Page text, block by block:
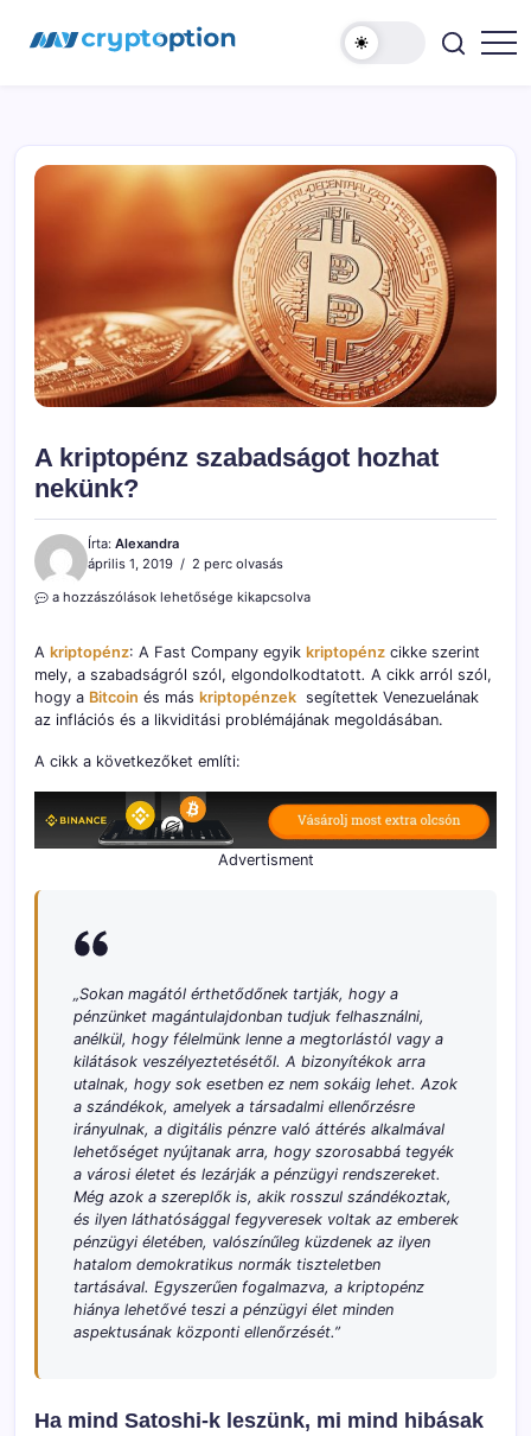
MyCryptOption
A kriptopénz szabadságot hozhat
nekünk?
Írta: Alexandra
április 1, 2019
2 perc olvasás
A
hozhat
nekünk?
bejegyzéshez
a hozzászólások lehetősége kikapcsolva
A kriptopénz: A Fast Company egyik kriptopénz cikke szerint
mely, a szabadságról szól, elgondolkodtatott. A cikk arról szól,
hogy a Bitcoin és más kriptopénzek segítettek Venezuelának
az inflációs és a likviditási problémájának megoldásában.
A cikk a következőket említi:
Advertisment
„Sokan magától érthetődőnek tartják, hogy a
pénzünket magántulajdonban tudjuk felhasználni,
anélkül, hogy félelmünk lenne a megtorlástól vagy a
kilátások veszélyeztetésétől. A bizonyítékok arra
utalnak, hogy sok esetben ez nem sokáig lehet. Azok
a szándékok, amelyek a társadalmi ellenőrzésre
irányulnak, a digitális pénzre való áttérés alkalmával
lehetőséget nyújtanak arra, hogy szorosabbá tegyék
a városi életet és lezárják a pénzügyi rendszereket.
Még azok a szereplők is, akik rosszul szándékoztak,
és ilyen láthatósággal fegyveresek voltak az emberek
pénzügyi életében, valószínűleg küzdenek az ilyen
hatalom demokratikus normák tiszteletben
tartásával. Egyszerűen fogalmazva, a kriptopénz
hiánya lehetővé teszi a pénzügyi élet minden
aspektusának központi ellenőrzését.”
Ha mind Satoshi-k leszünk, mi mind hibásak